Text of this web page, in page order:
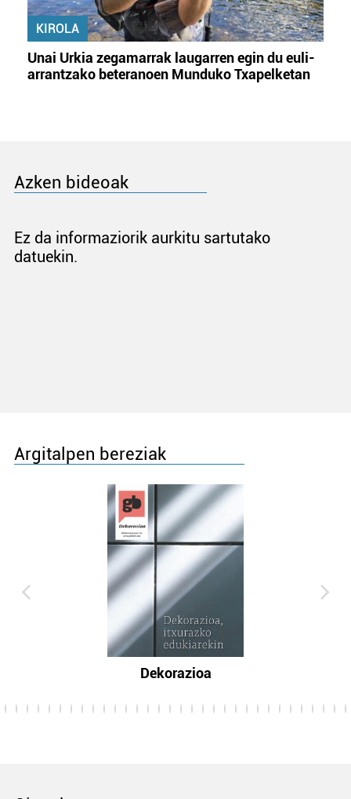
KIROLA
Unai Urkia zegamarrak laugarren egin du euli-
arrantzako beteranoen Munduko Txapelketan
Azken bideoak
Ez da informaziorik aurkitu sartutako
datuekin.
Argitalpen bereziak
Dekorazioa